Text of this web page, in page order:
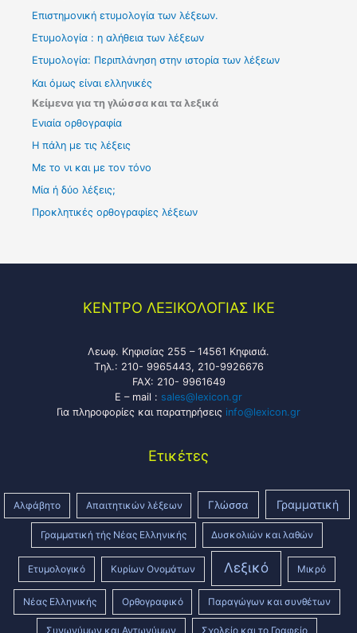
Επιστημονική ετυμολογία των λέξεων.
Ετυμολογία : η αλήθεια των λέξεων
Ετυμολογία: Περιπλάνηση στην ιστορία των λέξεων
Και όμως είναι ελληνικές
Κείμενα για τη γλώσσα και τα λεξικά
Ενιαία ορθογραφία
Η πάλη με τις λέξεις
Με το νι και με τον τόνο
Μία ή δύο λέξεις;
Προκλητικές ορθογραφίες λέξεων
KENTPO ΛEΞIKOΛOΓIAΣ ΙΚΕ
Λεωφ. Κηφισίας 255 – 14561 Κηφισιά.
Tηλ.: 210- 9965443, 210-9926676
FAX: 210- 9961649
E – mail : sales@lexicon.gr
Για πληροφορίες και παρατηρήσεις info@lexicon.gr
Ετικέτες
Αλφάβητο Απαιτητικών λέξεων Γλώσσα Γραμματική
Γραμματική τής Νέας Ελληνικής Δυσκολιών και λαθών
Ετυμολογικό Κυρίων Ονομάτων Λεξικό Μικρό
Νέας Ελληνικής Ορθογραφικό Παραγώγων και συνθέτων
Συνωνύμων και Αντωνύμων Σχολείο και το Γραφείο